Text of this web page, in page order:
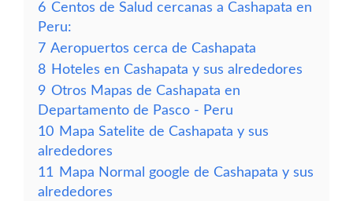
6 Centos de Salud cercanas a Cashapata en
Peru:
7 Aeropuertos cerca de Cashapata
8 Hoteles en Cashapata y sus alrededores
9 Otros Mapas de Cashapata en
Departamento de Pasco - Peru
10 Mapa Satelite de Cashapata y sus
alrededores
11
Mapa Normal google de Cashapata y sus
alrededores